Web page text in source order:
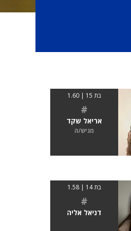
בת 15 | 1.60
#
אריאל שקד
מגיש/ה
בת 14 | 1.58
#
דניאל אליה